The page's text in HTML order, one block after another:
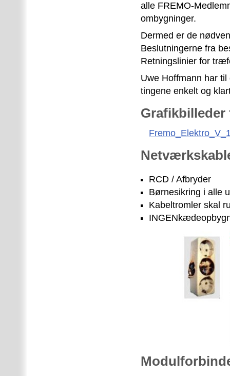
alle FREMO-
ombygninger.
Dermed er de
Beslutningerne fra
Retningslinier for
Uwe Hoffmann har
tingene enkelt og
RCD / Afbryder
Børnesikring i alle
Kabeltromler skal